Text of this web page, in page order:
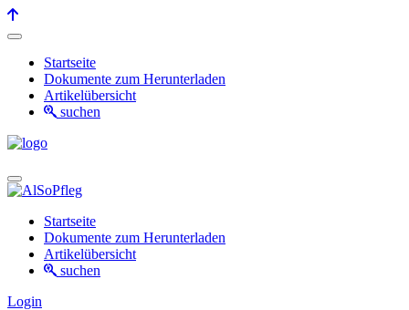
Startseite
Dokumente zum Herunterladen
Artikelübersicht
suchen
Startseite
Dokumente zum Herunterladen
Artikelübersicht
suchen
Login